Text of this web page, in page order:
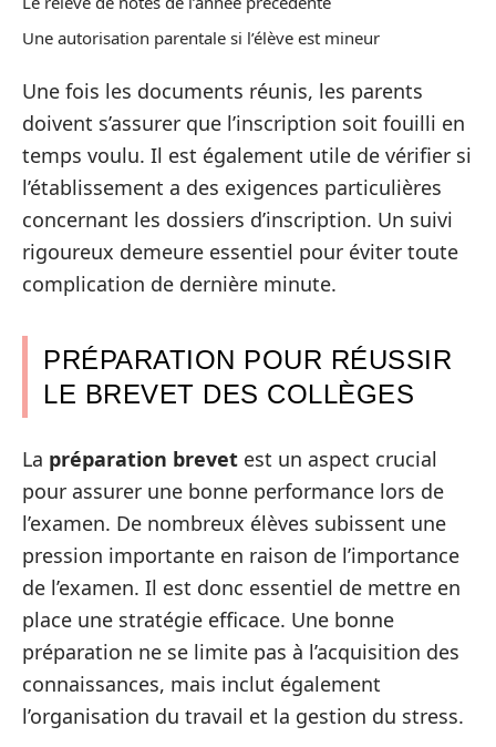
Une autorisation parentale si l’élève est mineur
Une fois les documents réunis, les parents
doivent s’assurer que l’inscription soit fouilli en
temps voulu. Il est également utile de vérifier si
l’établissement a des exigences particulières
concernant les dossiers d’inscription. Un suivi
rigoureux demeure essentiel pour éviter toute
complication de dernière minute.
PRÉPARATION POUR RÉUSSIR
LE BREVET DES COLLÈGES
La préparation brevet est un aspect crucial
pour assurer une bonne performance lors de
l’examen. De nombreux élèves subissent une
pression importante en raison de l’importance
de l’examen. Il est donc essentiel de mettre en
place une stratégie efficace. Une bonne
préparation ne se limite pas à l’acquisition des
connaissances, mais inclut également
l’organisation du travail et la gestion du stress.